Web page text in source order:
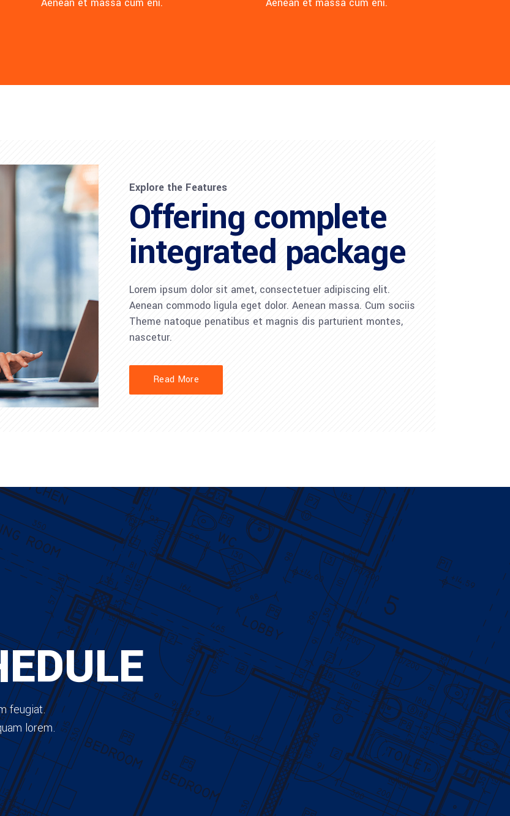
Explore the Features
Offering complete
integrated package
Lorem ipsum dolor sit amet, consectetuer adipiscing elit.
Aenean commodo ligula eget dolor. Aenean massa. Cum sociis
Theme natoque penatibus et magnis dis parturient montes,
nascetur.
Read More
feugiat.
lorem.